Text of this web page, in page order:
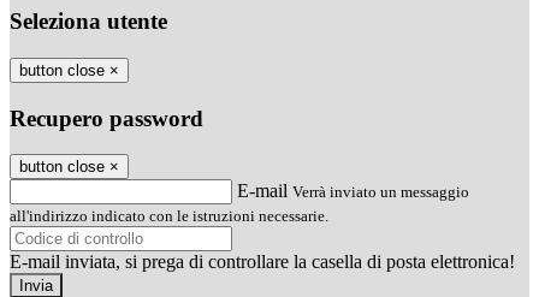
Seleziona utente
button close ×
Recupero password
button close ×
E-mail Verrà inviato un messaggio
all'indirizzo indicato con le istruzioni necessarie.
E-mail inviata, si prega di controllare la casella di posta elettronica!